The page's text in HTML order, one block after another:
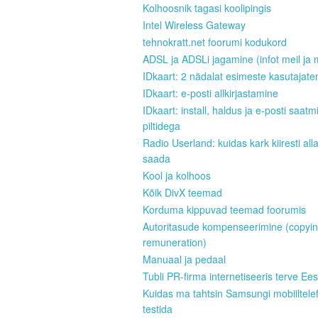
Kolhoosnik tagasi koolipingis
Intel Wireless Gateway
tehnokratt.net foorumi kodukord
ADSL ja ADSLi jagamine (infot meil ja
IDkaart: 2 nädalat esimeste
IDkaart: e-posti allkirjastamine
IDkaart: install, haldus ja e-posti
piltidega
Radio Userland: kuidas kark kiiresti alla
saada
Kool ja kolhoos
Kõik DivX teemad
Korduma kippuvad teemad foorumis
Autoritasude kompenseerimine
remuneration)
Manuaal ja pedaal
Tubli PR-firma internetiseeris terve
Kuidas ma tahtsin Samsungi
testida